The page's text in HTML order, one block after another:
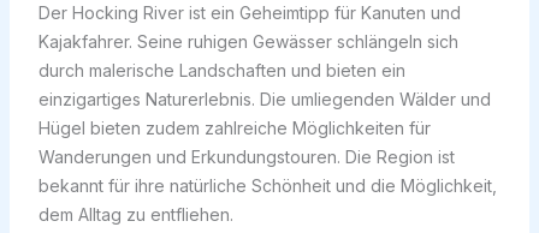
Der Hocking River ist ein Geheimtipp für Kanuten und
Kajakfahrer. Seine ruhigen Gewässer schlängeln sich
durch malerische Landschaften und bieten ein
einzigartiges Naturerlebnis. Die umliegenden Wälder und
Hügel bieten zudem zahlreiche Möglichkeiten für
Wanderungen und Erkundungstouren. Die Region ist
bekannt für ihre natürliche Schönheit und die Möglichkeit,
dem Alltag zu entfliehen.